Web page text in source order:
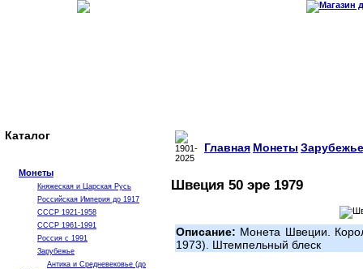
Каталог
Монеты
Княжеская и Царская Русь
Российская Империя до 1917
СССР 1921-1958
СССР 1961-1991
Россия с 1991
Зарубежье
Антика и Средневековье (до
Главная Монеты Зарубежье
Швеция 50 эре 1979
Описание: Монета Швеции.
1973). Штемпельный блеск